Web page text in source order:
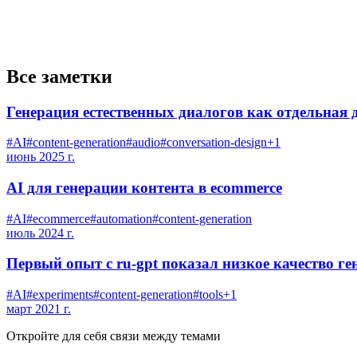
Все заметки
Генерация естественных диалогов как отдельная
#AI#content-generation#audio#conversation-design+1
июнь 2025 г.
AI для генерации контента в ecommerce
#AI#ecommerce#automation#content-generation
июль 2024 г.
Первый опыт с ru-gpt показал низкое качество
#AI#experiments#content-generation#tools+1
март 2021 г.
Откройте для себя связи между темами